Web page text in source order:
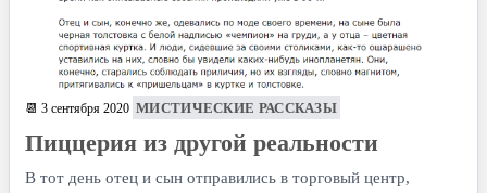
📆 3 сентября 2020 МИСТИЧЕСКИЕ РАССКАЗЫ
Пиццерия из другой реальности
В тот день отец и сын отправились в торговый центр,